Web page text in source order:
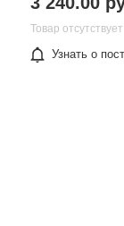
Товар отсутствует
Узнать о